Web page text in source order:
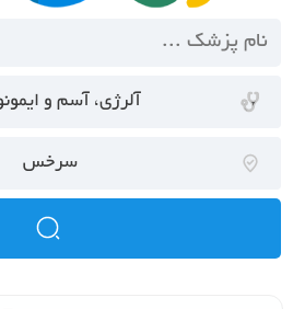
آلرژی، آسم و
سرخس